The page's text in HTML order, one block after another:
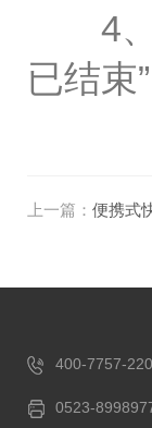
4、
已结束”
上一篇： 便携式
400-7757-220
0523-